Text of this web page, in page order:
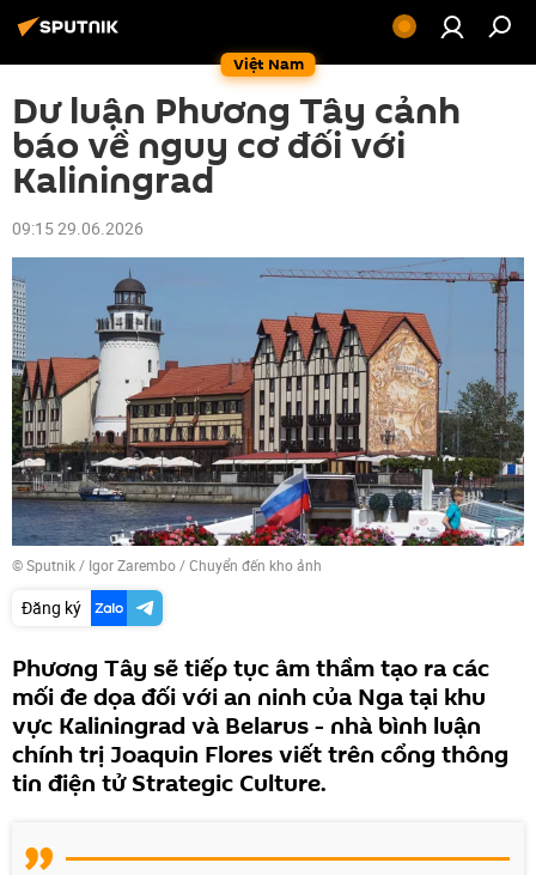
Việt Nam
Dư luận Phương Tây cảnh
báo về nguy cơ đối với
Kaliningrad
09:15 29.06.2026
© Sputnik / Igor Zarembo/Chuyển đến kho ảnh
Đăng ký
Phương Tây sẽ tiếp tục âm thầm tạo ra các
mối đe dọa đối với an ninh của Nga tại khu
vực Kaliningrad và Belarus - nhà bình luận
chính trị Joaquin Flores viết trên cổng thông
tin điện tử Strategic Culture.